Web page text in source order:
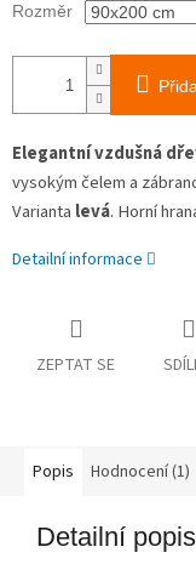
Rozměr
Elegantní vzdušná
vysokým čelem a
Varianta levá. Horní
Detailní informace
ZEPTAT SE
Popis Hodnocení (1)
Detailní